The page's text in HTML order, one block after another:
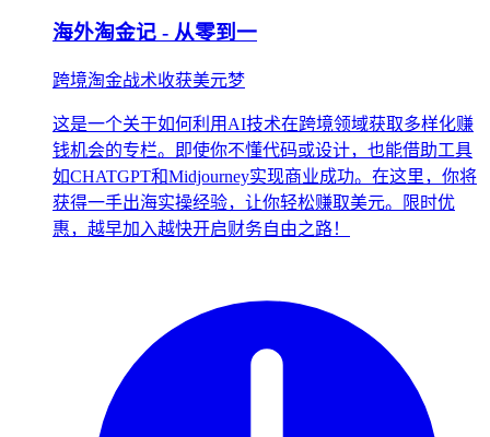
海外淘金记 - 从零到一
跨境淘金战术收获美元梦
这是一个关于如何利用AI技术在跨境领域获取多样化赚
钱机会的专栏。即使你不懂代码或设计，也能借助工具
如CHATGPT和Midjourney实现商业成功。在这里，你将
获得一手出海实操经验，让你轻松赚取美元。限时优
惠，越早加入越快开启财务自由之路！